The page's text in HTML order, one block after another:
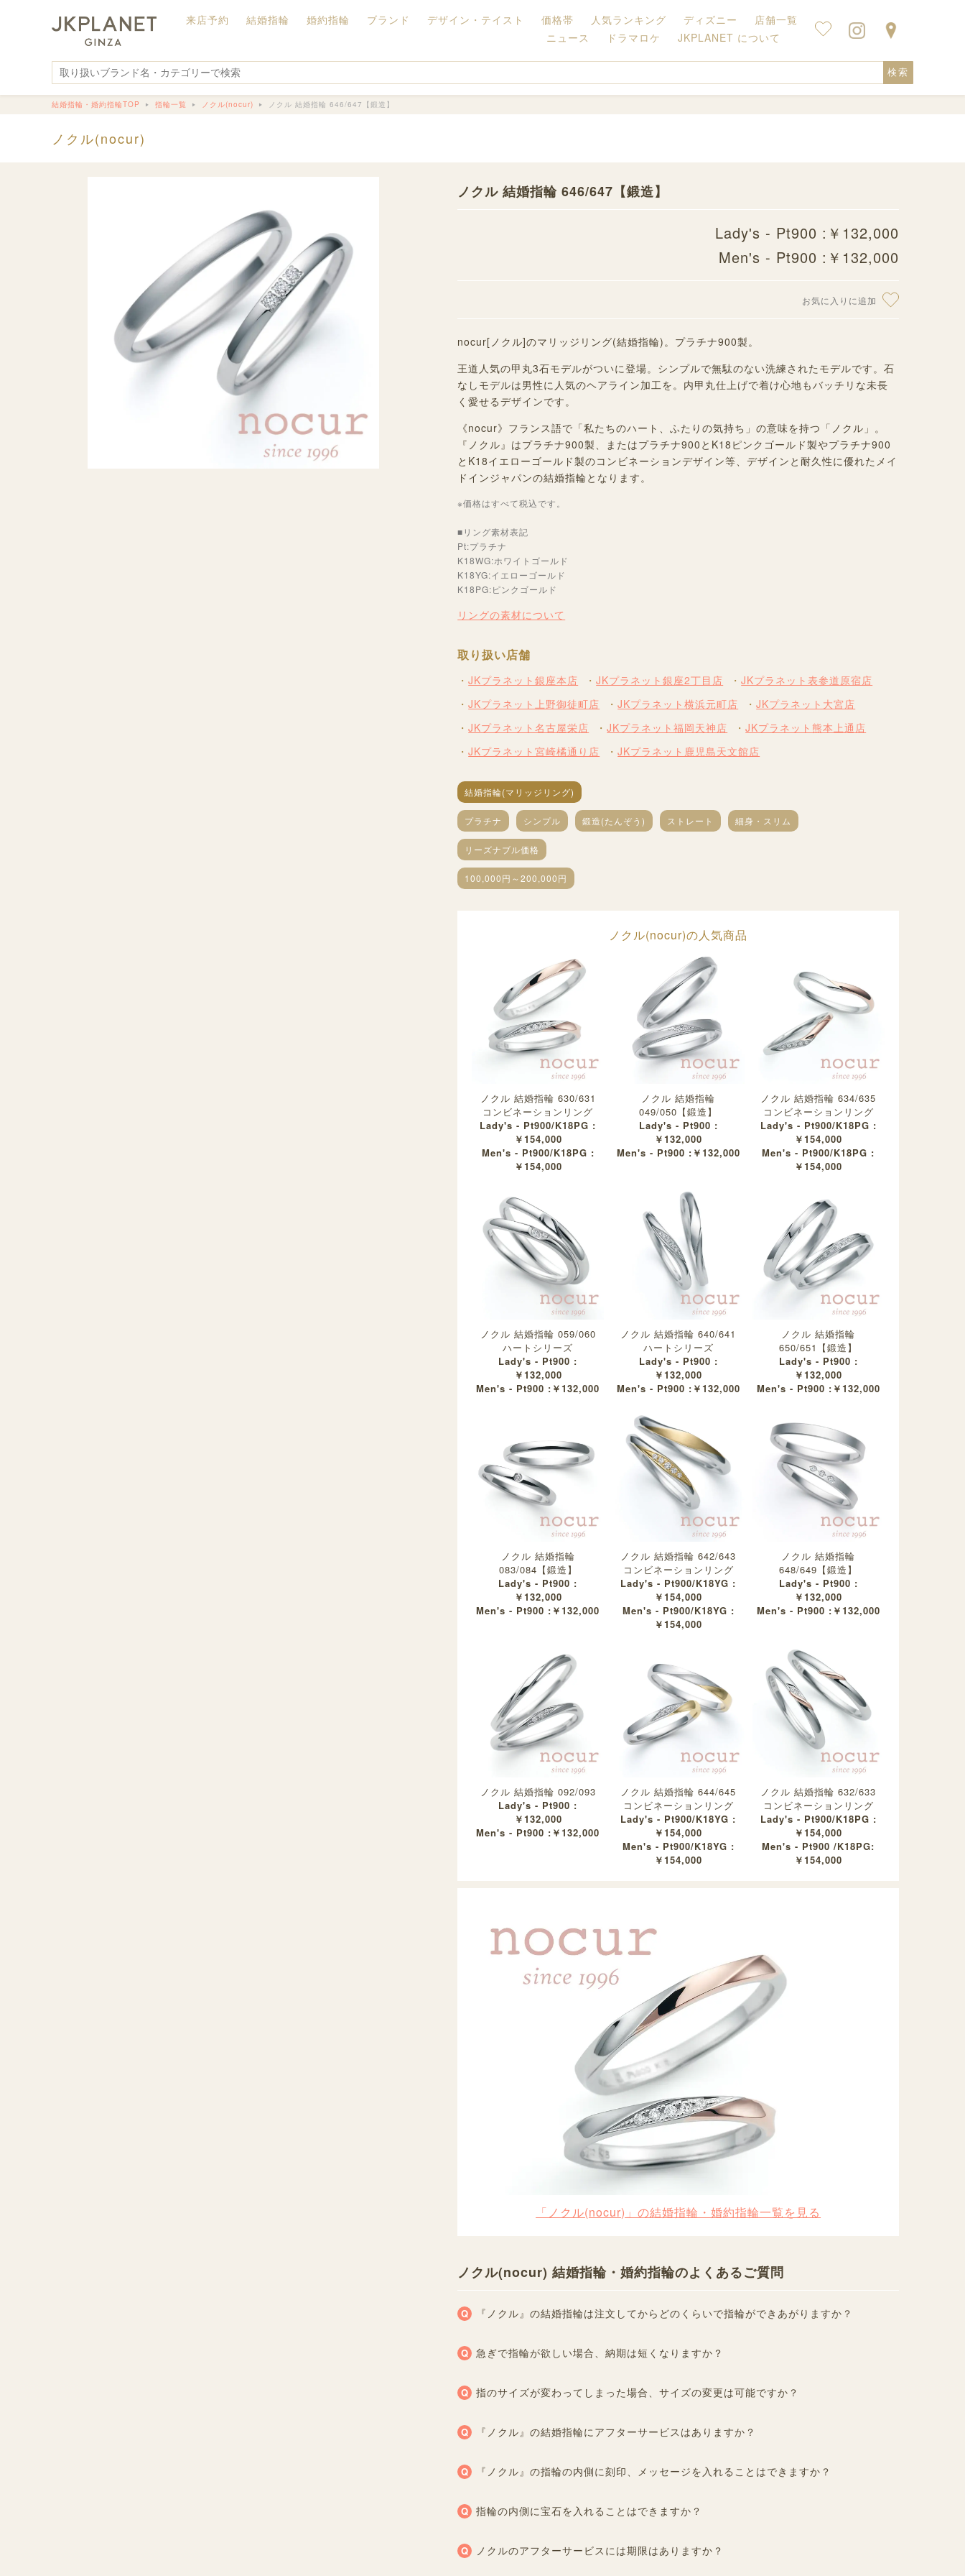
来店予約 結婚指輪 婚約指輪 ブランド デザイン・テイスト 価格帯 人気ランキング ディズニー
店舗一覧
ニュース
ドラマロケ JKPLANET について
検索
結婚指輪・婚約指輪TOP 指輪一覧 ノクル(nocur) ノクル 結婚指輪 646/647【鍛造】
ノクル(nocur)
ノクル 結婚指輪 646/647【鍛造】
Lady's - Pt900 :￥132,000
Men's - Pt900 :￥132,000
お気に入りに追加
nocur[ノクル]のマリッジリング(結婚指輪)。プラチナ900製。
王道人気の甲丸3石モデルがついに登場。シンプルで無駄のない洗練されたモデルです。石
なしモデルは男性に人気のヘアライン加工を。内甲丸仕上げで着け心地もバッチリな未長
く愛せるデザインです。
《nocur》フランス語で「私たちのハート、ふたりの気持ち」の意味を持つ「ノクル」。
『ノクル』はプラチナ900製、またはプラチナ900とK18ピンクゴールド製やプラチナ900
とK18イエローゴールド製のコンビネーションデザイン等、デザインと耐久性に優れたメイ
ドインジャパンの結婚指輪となります。
※価格はすべて税込です。
■リング素材表記
Pt:プラチナ
K18WG:ホワイトゴールド
K18YG:イエローゴールド
K18PG:ピンクゴールド
リングの素材について
取り扱い店舗
JKプラネット銀座本店 JKプラネット銀座2丁目店
JKプラネット表参道原宿店
JKプラネット上野御徒町店
JKプラネット横浜元町店
JKプラネット大宮店
JKプラネット名古屋栄店
JKプラネット福岡天神店
JKプラネット熊本上通店
JKプラネット宮崎橘通り店
JKプラネット鹿児島天文館店
結婚指輪(マリッジリング)
プラチナ シンプル 鍛造(たんぞう) ストレート 細身・スリム
リーズナブル価格
100,000円～200,000円
ノクル(nocur)の人気商品
ノクル 結婚指輪 630/631
コンビネーションリング
Lady's - Pt900/K18PG :
￥154,000
Men's - Pt900/K18PG :
￥154,000
ノクル 結婚指輪
049/050【鍛造】
Lady's - Pt900 :
￥132,000
Men's - Pt900 :￥132,000
ノクル 結婚指輪 634/635
コンビネーションリング
Lady's - Pt900/K18PG :
￥154,000
Men's - Pt900/K18PG :
￥154,000
ノクル 結婚指輪 059/060
ハートシリーズ
Lady's - Pt900 :
￥132,000
Men's - Pt900 :￥132,000
ノクル 結婚指輪 640/641
ハートシリーズ
Lady's - Pt900 :
￥132,000
Men's - Pt900 :￥132,000
ノクル 結婚指輪
650/651【鍛造】
Lady's - Pt900 :
￥132,000
Men's - Pt900 :￥132,000
ノクル 結婚指輪
083/084【鍛造】
Lady's - Pt900 :
￥132,000
Men's - Pt900 :￥132,000
ノクル 結婚指輪 642/643
コンビネーションリング
Lady's - Pt900/K18YG :
￥154,000
Men's - Pt900/K18YG :
￥154,000
ノクル 結婚指輪
648/649【鍛造】
Lady's - Pt900 :
￥132,000
Men's - Pt900 :￥132,000
ノクル 結婚指輪 092/093
Lady's - Pt900 :
￥132,000
Men's - Pt900 :￥132,000
ノクル 結婚指輪 644/645
コンビネーションリング
Lady's - Pt900/K18YG :
￥154,000
Men's - Pt900/K18YG :
￥154,000
ノクル 結婚指輪 632/633
コンビネーションリング
Lady's - Pt900/K18PG :
￥154,000
Men's - Pt900 /K18PG:
￥154,000
「ノクル(nocur)」の結婚指輪・婚約指輪一覧を見る
ノクル(nocur) 結婚指輪・婚約指輪のよくあるご質問
『ノクル』の結婚指輪は注文してからどのくらいで指輪ができあがりますか？
急ぎで指輪が欲しい場合、納期は短くなりますか？
指のサイズが変わってしまった場合、サイズの変更は可能ですか？
『ノクル』の結婚指輪にアフターサービスはありますか？
『ノクル』の指輪の内側に刻印、メッセージを入れることはできますか？
指輪の内側に宝石を入れることはできますか？
ノクルのアフターサービスには期限はありますか？